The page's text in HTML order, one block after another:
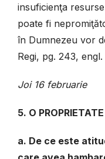
insuficienţa
poate fi
în Dumnezeu vor
Regi, pg. 243,
Joi 16 februarie
5. O
a. De ce este